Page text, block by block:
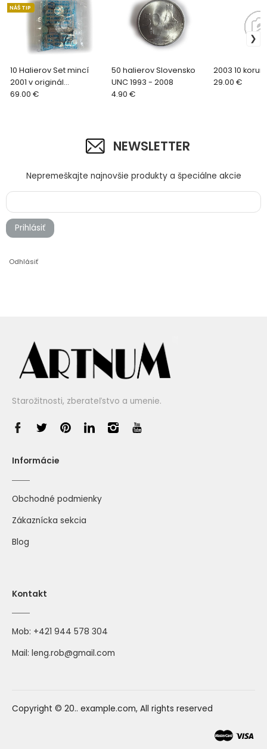
10 Halierov Set mincí
2001 v originál
bankovom sáčku UNC
NÁŠ TIP
69.00 €
50 halierov Slovensko
UNC 1993 - 2008
4.90 €
2003 10
29.00 €
NEWSLETTER
Nepremeškajte najnovšie produkty a špeciálne akcie
Prihlásiť
Odhlásiť
Starožitnosti, zberateľstvo a umenie.
Informácie
Obchodné podmienky
Zákaznícka sekcia
Blog
Kontakt
Mob: +421 944 578 304
Mail: leng.rob@gmail.com
Copyright © 20.. example.com, All rights reserved